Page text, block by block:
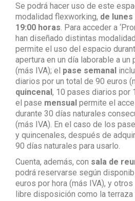
Se podrá hacer uso de este
modalidad flexworking, de lunes
19:00 horas . Para acceder a
han diseñado distintas
permite el uso del espacio
apertura en un día laborable a
(más IVA); el pase semanal
diarios por un total de 90 euros
quincenal, 10 pases diarios por
el pase mensual permite el
durante 30 días naturales
(más IVA). En el caso de los
y quincenales, después de
90 días naturales para usarlo.
Cuenta, además, con sala de
podrá reservarse según
euros por hora (más IVA), y
libre disposición como la terraza